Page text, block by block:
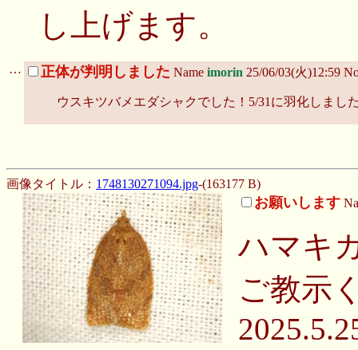
し上げます。
… 正体が判明しました Name imorin 25/06/03(火)12:59
ウスキツバメエダシャクでした！5/31に羽化しま
画像タイトル： 1748130271094.jpg-(163177 B)
お願いします
ハマキ
ご教示